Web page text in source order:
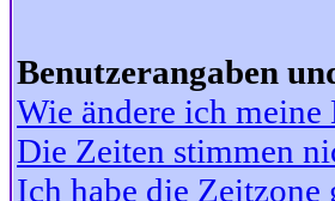
Benutzerangaben
Wie ändere ich meine
Die Zeiten stimmen
Ich habe die